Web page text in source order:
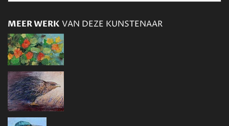
MEER WERK VAN DEZE KUNSTENAAR